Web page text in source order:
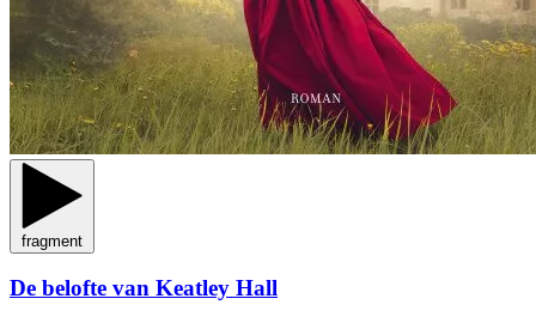
fragment
De belofte van Keatley Hall